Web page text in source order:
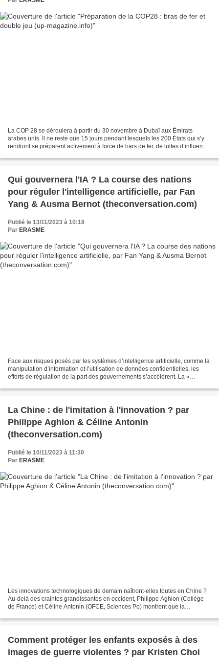
La COP 28 se déroulera à partir du 30 novembre à Dubaï aux Émirats
arabes unis. Il ne reste que 15 jours pendant lesquels les 200 États qui s’y
rendront se préparent activement à force de bars de fer, de luttes d’influence
Qui gouvernera l'IA ? La course des nations
pour réguler l'intelligence artificielle, par Fan
Yang & Ausma Bernot (theconversation.com)
Publié le 13/11/2023 à 10:18
Par ERASME
Face aux risques posés par les systèmes d’intelligence artificielle, comme la
manipulation d’information et l’utilisation de données confidentielles, les
efforts de régulation de la part des gouvernements s’accélèrent. La «
La Chine : de l'imitation à l'innovation ? par
Philippe Aghion & Céline Antonin
(theconversation.com)
Publié le 10/11/2023 à 11:30
Par ERASME
Les innovations technologiques de demain naîtront-elles toutes en Chine ?
Au-delà des craintes grandissantes en occident, Philippe Aghion (Collège
de France) et Céline Antonin (OFCE, Sciences Po) montrent que la
Comment protéger les enfants exposés à des
images de guerre violentes ? par Kristen Choi